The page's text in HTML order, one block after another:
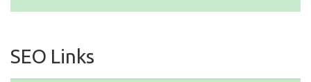
SEO Links